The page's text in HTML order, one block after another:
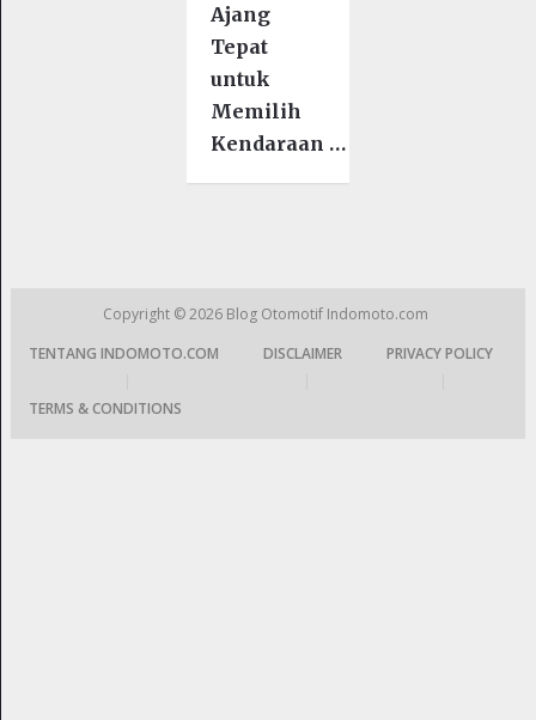
Ajang
Tepat
untuk
Memilih
Kendaraan …
Copyright © 2026 Blog Otomotif Indomoto.com
TENTANG INDOMOTO.COM
DISCLAIMER
PRIVACY POLICY
TERMS & CONDITIONS